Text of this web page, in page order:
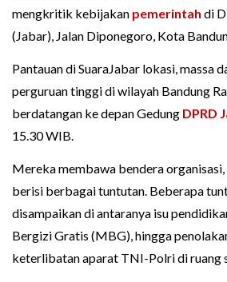
mengkritik kebijakan pemerintah di
(Jabar), Jalan Diponegoro, Kota
Pantauan di SuaraJabar lokasi, massa
perguruan tinggi di wilayah Bandung
berdatangan ke depan Gedung DPRD
15.30 WIB.
Mereka membawa bendera
berisi berbagai tuntutan. Beberapa
disampaikan di antaranya isu
Bergizi Gratis (MBG), hingga
keterlibatan aparat TNI-Polri di ruang